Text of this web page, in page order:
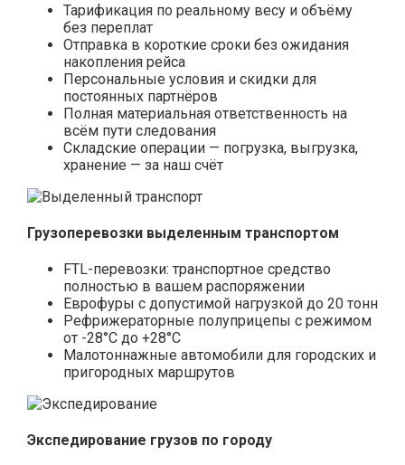
Тарификация по реальному весу и объёму
без переплат
Отправка в короткие сроки без ожидания
накопления рейса
Персональные условия и скидки для
постоянных партнёров
Полная материальная ответственность на
всём пути следования
Складские операции — погрузка, выгрузка,
хранение — за наш счёт
Грузоперевозки выделенным транспортом
FTL-перевозки: транспортное средство
полностью в вашем распоряжении
Еврофуры с допустимой нагрузкой до 20 тонн
Рефрижераторные полуприцепы с режимом
от -28°С до +28°С
Малотоннажные автомобили для городских и
пригородных маршрутов
Экспедирование грузов по городу